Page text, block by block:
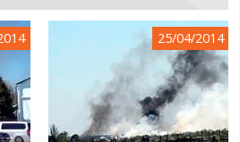
25/04/2014